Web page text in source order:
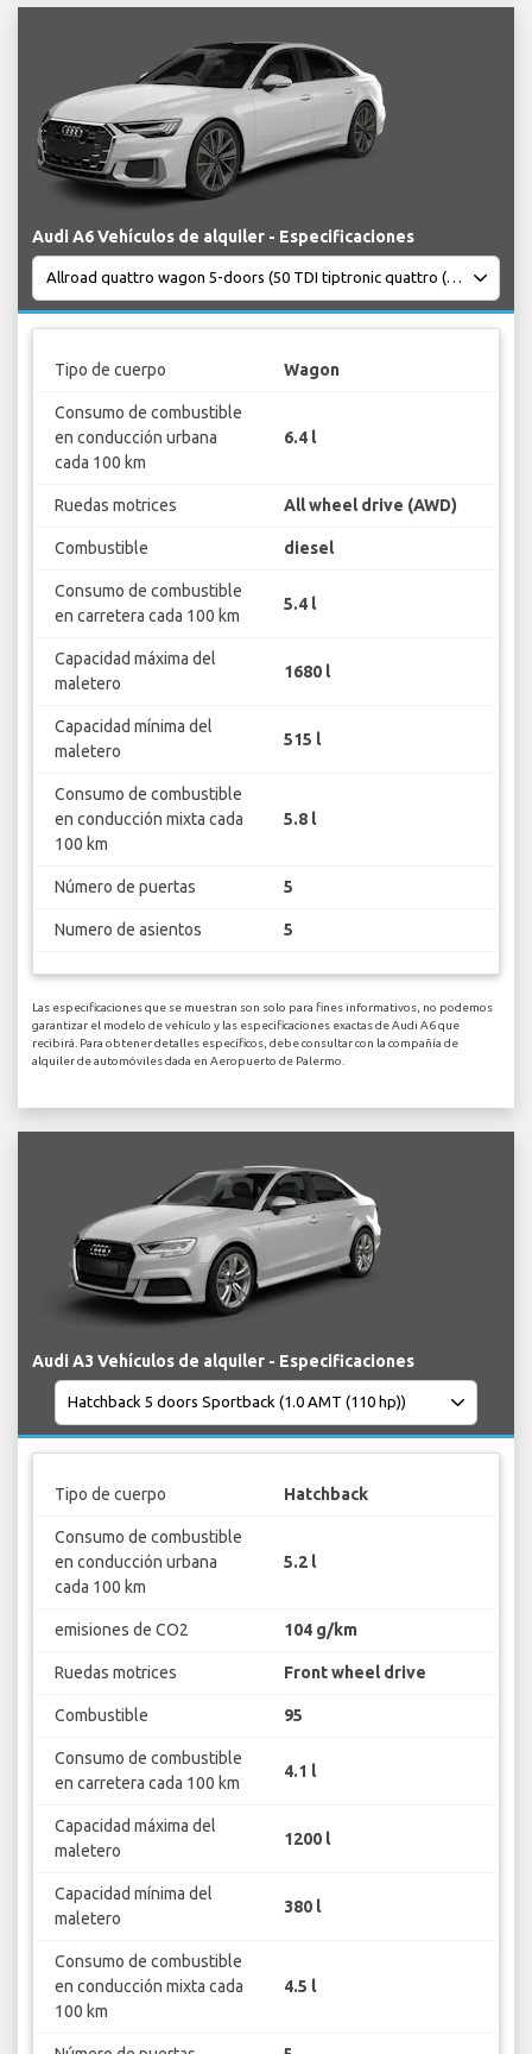
Audi A6 Vehículos de alquiler - Especificaciones
Tipo de cuerpo Wagon
Consumo de combustible
en conducción urbana
cada 100 km
6.4 l
Ruedas motrices All wheel drive (AWD)
Combustible diesel
Consumo de combustible
en carretera cada 100 km
5.4 l
Capacidad máxima del
maletero
1680 l
Capacidad mínima del
maletero
515 l
Consumo de combustible
en conducción mixta cada
100 km
5.8 l
Número de puertas 5
Numero de asientos 5
Las especificaciones que se muestran son solo para fines informativos, no podemos
garantizar el modelo de vehículo y las especificaciones exactas de Audi A6 que
recibirá. Para obtener detalles específicos, debe consultar con la compañía de
alquiler de automóviles dada en Aeropuerto de Palermo.
Audi A3 Vehículos de alquiler - Especificaciones
Tipo de cuerpo Hatchback
Consumo de combustible
en conducción urbana
cada 100 km
5.2 l
emisiones de CO2 104 g/km
Ruedas motrices Front wheel drive
Combustible 95
Consumo de combustible
en carretera cada 100 km
4.1 l
Capacidad máxima del
maletero
1200 l
Capacidad mínima del
maletero
380 l
Consumo de combustible
en conducción mixta cada
100 km
4.5 l